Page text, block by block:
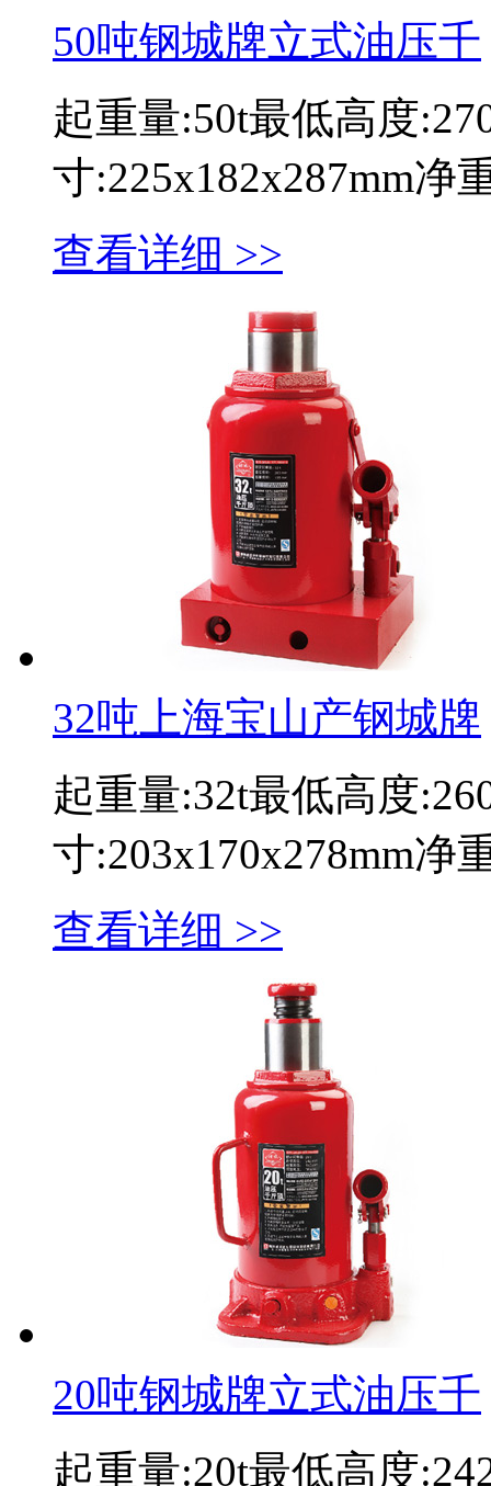
50吨钢城牌立式油压千
起重量:50t最低高度
寸:225x182x287mm
查看详细 >>
32吨上海宝山产钢城牌
起重量:32t最低高度
寸:203x170x278mm
查看详细 >>
20吨钢城牌立式油压千
起重量:20t最低高度